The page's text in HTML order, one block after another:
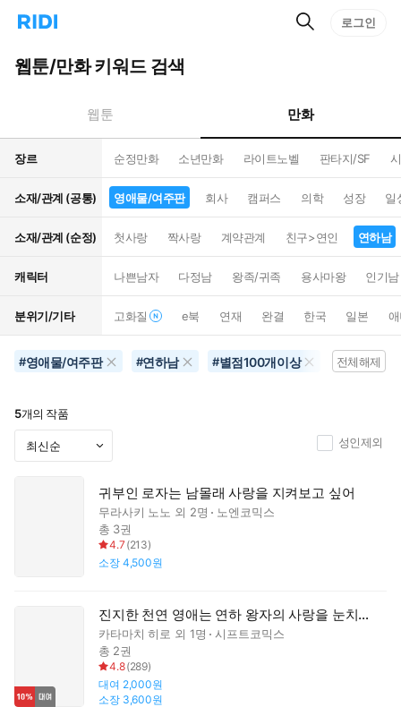
리
홈
으
턴
트
검
로그인
웹툰/만화 키워드 검색
웹툰 만화
장르 순정만화 소년만화 라이트노벨 판타지/SF
소재/관계 (공통) 영애물/여주판 회사 캠퍼스 의학 성장 일
소재/관계 (순정) 첫사랑 짝사랑 계약관계 친구>연인 연하남
캐릭터 나쁜남자 다정남 왕족/귀족 용사마왕 인기남
분위기/기타 고화질 e북 연재 완결 한국 일본
#영애물/여주판 #연하남 #별점100개이상 전체해제
5개의 작품
성인제외
귀부인 로자는 남몰래 사랑을 지켜보고 싶어
무라사키 노노 외 2명
노엔코믹스
총 3권
4.7 (213)
소장 4,500원
진지한 천연 영애는 연하 왕자의 사랑을 눈치채지 못해
카타마치 히로 외 1명
시프트코믹스
총 2권
4.8(289)
대여 2,000원
소장 3,600원